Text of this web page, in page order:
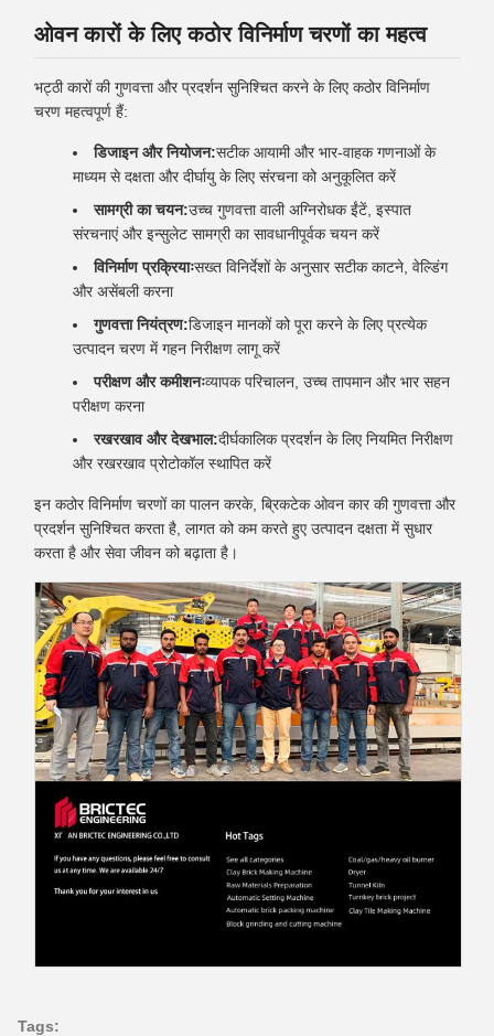
ओवन कारों के लिए कठोर विनिर्माण चरणों का महत्व
भट्ठी कारों की गुणवत्ता और प्रदर्शन सुनिश्चित करने के लिए कठोर विनिर्माण
चरण महत्वपूर्ण हैं:
डिजाइन और नियोजन:सटीक आयामी और भार-वाहक गणनाओं के
माध्यम से दक्षता और दीर्घायु के लिए संरचना को अनुकूलित करें
सामग्री का चयन:उच्च गुणवत्ता वाली अग्निरोधक ईंटें, इस्पात
संरचनाएं और इन्सुलेट सामग्री का सावधानीपूर्वक चयन करें
विनिर्माण प्रक्रियाःसख्त विनिर्देशों के अनुसार सटीक काटने, वेल्डिंग
और असेंबली करना
गुणवत्ता नियंत्रण:डिजाइन मानकों को पूरा करने के लिए प्रत्येक
उत्पादन चरण में गहन निरीक्षण लागू करें
परीक्षण और कमीशनःव्यापक परिचालन, उच्च तापमान और भार सहन
परीक्षण करना
रखरखाव और देखभाल:दीर्घकालिक प्रदर्शन के लिए नियमित निरीक्षण
और रखरखाव प्रोटोकॉल स्थापित करें
इन कठोर विनिर्माण चरणों का पालन करके, ब्रिकटेक ओवन कार की गुणवत्ता और
प्रदर्शन सुनिश्चित करता है, लागत को कम करते हुए उत्पादन दक्षता में सुधार
करता है और सेवा जीवन को बढ़ाता है।
Tags: